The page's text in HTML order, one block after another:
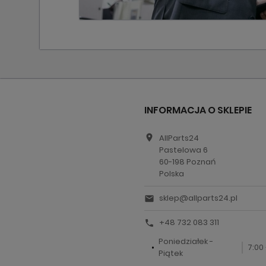
INFORMACJA O SKLEPIE
location_on
AllParts24
Pastelowa 6
60-198 Poznań
Polska
email sklep@allparts24.pl
call
+48 732 083 311
Poniedziałek -
Piątek
7:00